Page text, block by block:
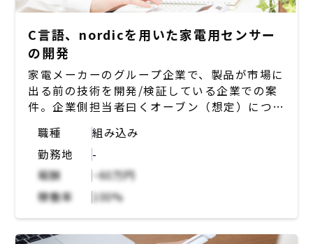
C言語、nordicを用いた家電用センサー
の開発
家電メーカーのグループ企業で、製品が市場に
出る前の技術を開発/検証している企業での案
件。企業側担当者曰くオーブン（想定）につけ
るBluetoothと連動したセンサーの開発を進
めており、C言語とnordicの開発ツールを使っ
てBluetoothを作りたいとのことですが、中
身の細かい動作確認ができていない状況。関数
の中を細かく見ながら中の動作を確認し、
Bluetoothの完成を担っていただける方を募
集。ご稼働いただける場合は、企業側の研究開
発担当者と2名体制で行っていただく予定。
職種
組み込み
勤務地
-
報酬
~60万円
稼働率
100%